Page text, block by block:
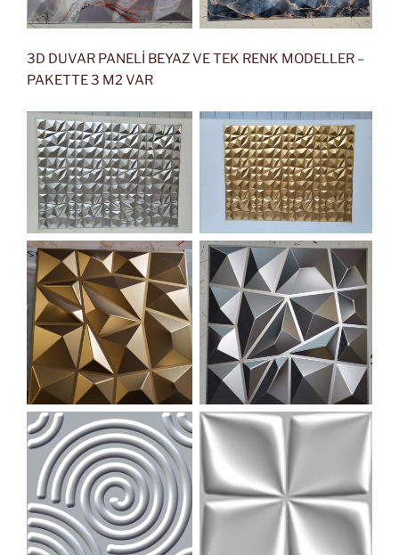
3D DUVAR PANELİ BEYAZ VE TEK RENK MODELLER –
PAKETTE 3 M2 VAR